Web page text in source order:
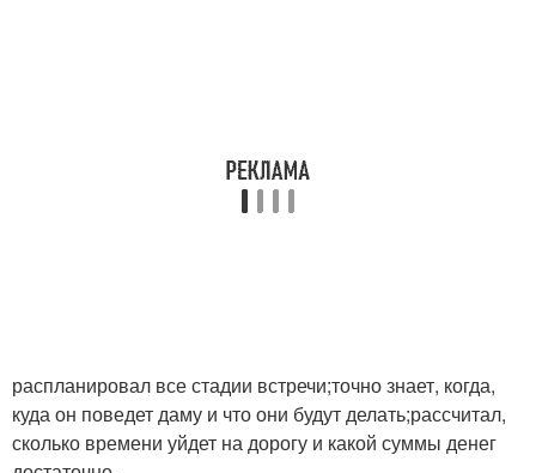
распланировал все стадии встречи;точно знает, когда,
куда он поведет даму и что они будут делать;рассчитал,
сколько времени уйдет на дорогу и какой суммы денег